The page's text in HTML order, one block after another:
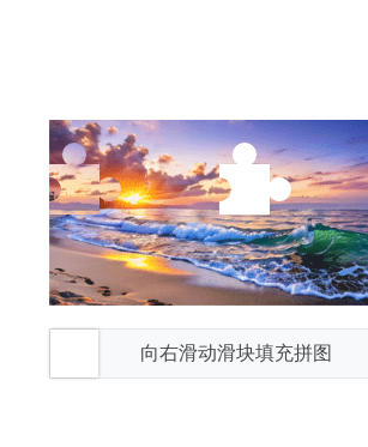
向右滑动滑块填充拼图